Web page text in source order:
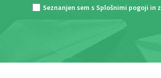
Seznanjen sem s Splošnimi pogoji in z